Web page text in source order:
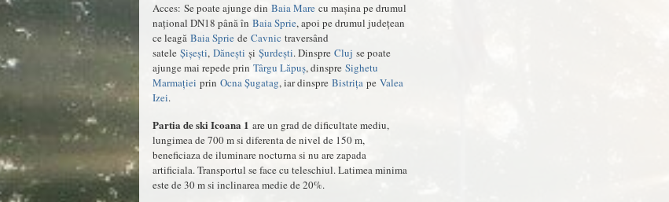
Acces: Se poate ajunge din Baia Mare cu maşina pe drumul
naţional DN18 până în Baia Sprie, apoi pe drumul judeţean
ce leagă Baia Sprie de Cavnic traversând
satele Șișești, Dănești și Șurdești. Dinspre Cluj se poate
ajunge mai repede prin Târgu Lăpuș, dinspre Sighetu
Marmației prin Ocna Șugatag, iar dinspre Bistrița pe Valea
Izei.
Partia de ski Icoana 1 are un grad de dificultate mediu,
lungimea de 700 m si diferenta de nivel de 150 m,
beneficiaza de iluminare nocturna si nu are zapada
artificiala. Transportul se face cu teleschiul. Latimea minima
este de 30 m si inclinarea medie de 20%.